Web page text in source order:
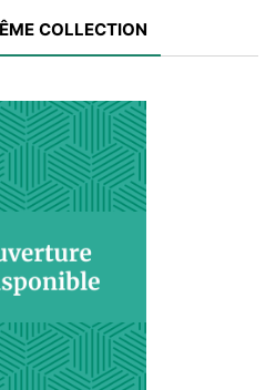
COLLECTION